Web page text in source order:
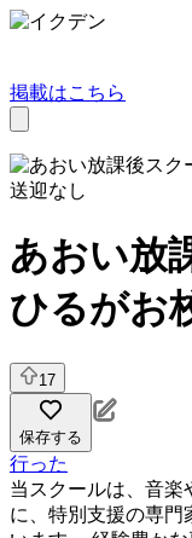
掲載はこちら
送迎なし
あおい放
ひるがお
17
保存する
行った
当スクールは、音楽
に、特別支援の専門